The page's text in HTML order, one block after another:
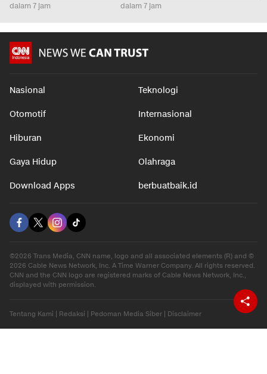
dalam 7 jam dalam 7 jam
Nasional Teknologi
Otomotif Internasional
Hiburan Ekonomi
Gaya Hidup Olahraga
Download Apps berbuatbaik.id
©2026 Trans Media, CNN name, logo and all associated elements (R) and ©
2026 Cable News Network, Inc. A Time Warner Company. All rights reserved.
CNN and the CNN logo are registered marks of Cable News Network, Inc.,
displayed with permission.
Tentang Kami Redaksi Pedoman Media Siber Disclaimer